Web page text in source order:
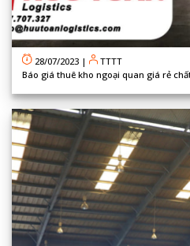
28/07/2023 |
TTTT
Báo giá thuê kho ngoại quan giá rẻ